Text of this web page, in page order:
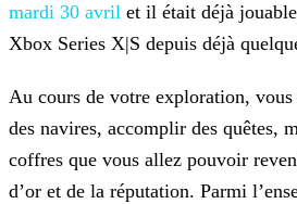
mardi 30 avril et il était déjà
Xbox Series X|S depuis déjà
Au cours de votre exploration,
des navires, accomplir des quêtes,
coffres que vous allez pouvoir
d’or et de la réputation. Parmi